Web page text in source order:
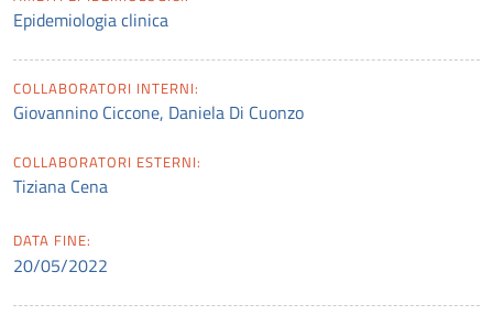
Epidemiologia clinica
COLLABORATORI INTERNI:
Giovannino Ciccone, Daniela Di Cuonzo
COLLABORATORI ESTERNI:
Tiziana Cena
DATA FINE:
20/05/2022